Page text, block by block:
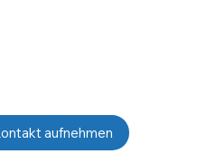
aufnehmen